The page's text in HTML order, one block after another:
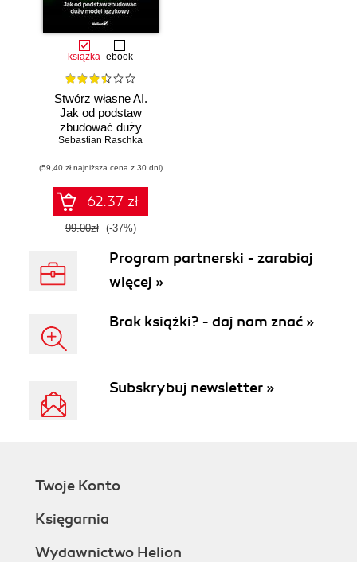
książka ebook
Stwórz własne AI.
Jak od podstaw
zbudować duży
model językowy
Sebastian Raschka
(59,40 zł najniższa cena z 30 dni)
62.37 zł
99.00zł (-37%)
Program partnerski - zarabiaj
więcej »
Brak książki? - daj nam znać »
Subskrybuj newsletter »
Twoje Konto
Księgarnia
Wydawnictwo Helion